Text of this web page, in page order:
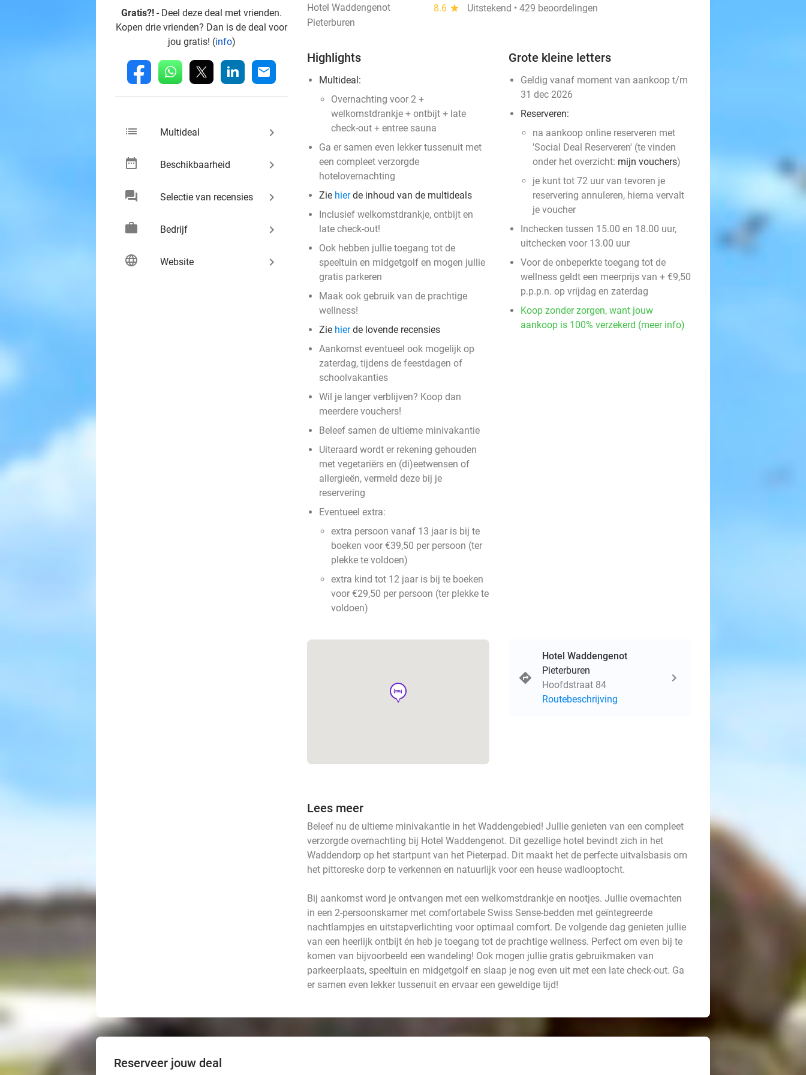
Gratis?! - Deel deze deal met vrienden.
Kopen drie vrienden? Dan is de deal voor
jou gratis! (info)
fb whatsapp linkedin mail
list Multideal keyboard_arrow_right
date_range Beschikbaarheid keyboard_arrow_right
chat Selectie van recensies keyboard_arrow_right
work Bedrijf keyboard_arrow_right
language Website keyboard_arrow_right
Hotel Waddengenot 8.6 star
Uitstekend • 429 beoordelingen
Pieterburen
Highlights
Multideal:
Overnachting voor 2 +
welkomstdrankje + ontbijt + late
check-out + entree sauna
Ga er samen even lekker tussenuit met
een compleet verzorgde
hotelovernachting
Zie hierde inhoud van de multideals
Inclusief welkomstdrankje, ontbijt en
late check-out!
Ook hebben jullie toegang tot de
speeltuin en midgetgolf en mogen jullie
gratis parkeren
Maak ook gebruik van de prachtige
wellness!
Zie hierde lovende recensies
Aankomst eventueel ook mogelijk op
zaterdag, tijdens de feestdagen of
schoolvakanties
Wil je langer verblijven? Koop dan
meerdere vouchers!
Beleef samen de ultieme minivakantie
Uiteraard wordt er rekening gehouden
met vegetariërs en (di)eetwensen of
allergieën, vermeld deze bij je
reservering
Eventueel extra:
extra persoon vanaf 13 jaar is bij te
boeken voor €39,50 per persoon (ter
plekke te voldoen)
extra kind tot 12 jaar is bij te boeken
voor €29,50 per persoon (ter plekke te
voldoen)
Grote kleine letters
Geldig vanaf moment van aankoop t/m
31 dec 2026
Reserveren:
na aankoop online reserveren met
'Social Deal Reserveren' (te vinden
onder het overzicht: mijn vouchers)
je kunt tot 72 uur van tevoren je
reservering annuleren, hierna vervalt
je voucher
Inchecken tussen 15.00 en 18.00 uur,
uitchecken voor 13.00 uur
Voor de onbeperkte toegang tot de
wellness geldt een meerprijs van + €9,50
p.p.p.n. op vrijdag en zaterdag
Koop zonder zorgen, want jouw
aankoop is 100% verzekerd (meer info)
hotel
Hotel Waddengenot
Pieterburen
Hoofdstraat 84
Routebeschrijving
Lees meer
Beleef nu de ultieme minivakantie in het Waddengebied! Jullie genieten van een compleet
verzorgde overnachting bij Hotel Waddengenot. Dit gezellige hotel bevindt zich in het
Waddendorp op het startpunt van het Pieterpad. Dit maakt het de perfecte uitvalsbasis om
het pittoreske dorp te verkennen en natuurlijk voor een heuse wadlooptocht.
Bij aankomst word je ontvangen met een welkomstdrankje en nootjes. Jullie overnachten
in een 2-persoonskamer met comfortabele Swiss Sense-bedden met geïntegreerde
nachtlampjes en uitstapverlichting voor optimaal comfort. De volgende dag genieten jullie
van een heerlijk ontbijt én heb je toegang tot de prachtige wellness. Perfect om even bij te
komen van bijvoorbeeld een wandeling! Ook mogen jullie gratis gebruikmaken van
parkeerplaats, speeltuin en midgetgolf en slaap je nog even uit met een late check-out. Ga
er samen even lekker tussenuit en ervaar een geweldige tijd!
Reserveer jouw deal